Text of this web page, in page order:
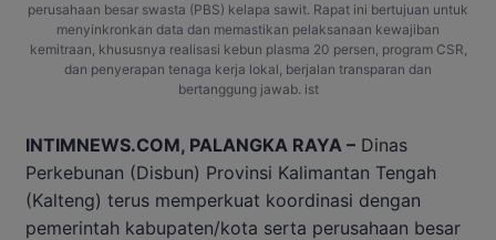
perusahaan besar swasta (PBS) kelapa sawit. Rapat ini bertujuan untuk
menyinkronkan data dan memastikan pelaksanaan kewajiban
kemitraan, khususnya realisasi kebun plasma 20 persen, program CSR,
dan penyerapan tenaga kerja lokal, berjalan transparan dan
bertanggung jawab. ist
INTIMNEWS.COM, PALANGKA RAYA – Dinas
Perkebunan (Disbun) Provinsi Kalimantan Tengah
(Kalteng) terus memperkuat koordinasi dengan
pemerintah kabupaten/kota serta perusahaan besar